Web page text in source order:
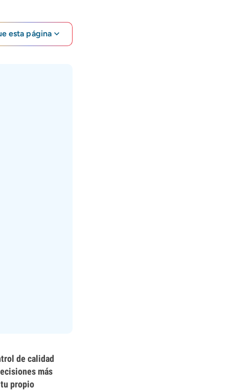
esta página
de calidad
más
propio